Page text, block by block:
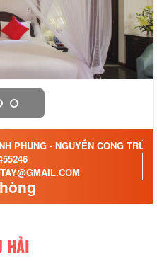
PHÙNG - NGUYỄN CÔNG
HẢI